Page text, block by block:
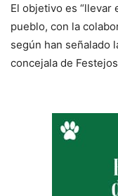
El objetivo es “llevar
pueblo, con la
según han señalado
concejala de